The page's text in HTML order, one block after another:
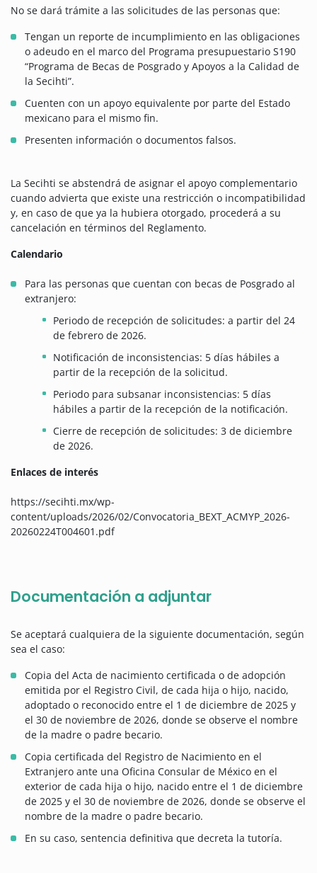
No se dará trámite a las solicitudes de las personas que:
Tengan un reporte de incumplimiento en las obligaciones
o adeudo en el marco del Programa presupuestario S190
“Programa de Becas de Posgrado y Apoyos a la Calidad de
la Secihti”.
Cuenten con un apoyo equivalente por parte del Estado
mexicano para el mismo fin.
Presenten información o documentos falsos.
La Secihti se abstendrá de asignar el apoyo complementario
cuando advierta que existe una restricción o incompatibilidad
y, en caso de que ya la hubiera otorgado, procederá a su
cancelación en términos del Reglamento.
Calendario
Para las personas que cuentan con becas de Posgrado al
extranjero:
Periodo de recepción de solicitudes: a partir del 24
de febrero de 2026.
Notificación de inconsistencias: 5 días hábiles a
partir de la recepción de la solicitud.
Periodo para subsanar inconsistencias: 5 días
hábiles a partir de la recepción de la notificación.
Cierre de recepción de solicitudes: 3 de diciembre
de 2026.
Enlaces de interés
https://secihti.mx/wp-
content/uploads/2026/02/Convocatoria_BEXT_ACMYP_2026-
20260224T004601.pdf
Documentación a adjuntar
Se aceptará cualquiera de la siguiente documentación, según
sea el caso:
Copia del Acta de nacimiento certificada o de adopción
emitida por el Registro Civil, de cada hija o hijo, nacido,
adoptado o reconocido entre el 1 de diciembre de 2025 y
el 30 de noviembre de 2026, donde se observe el nombre
de la madre o padre becario.
Copia certificada del Registro de Nacimiento en el
Extranjero ante una Oficina Consular de México en el
exterior de cada hija o hijo, nacido entre el 1 de diciembre
de 2025 y el 30 de noviembre de 2026, donde se observe el
nombre de la madre o padre becario.
En su caso, sentencia definitiva que decreta la tutoría.